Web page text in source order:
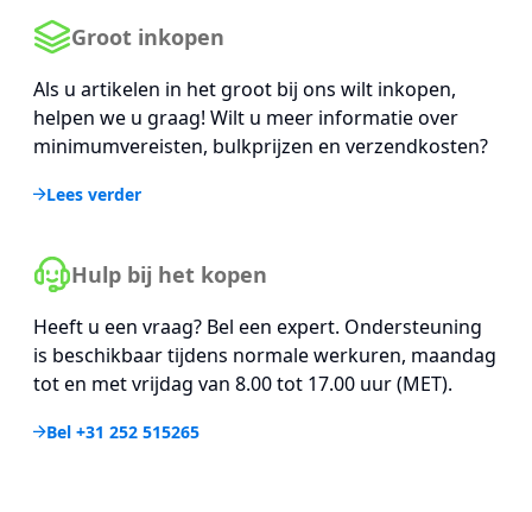
Groot inkopen
Als u artikelen in het groot bij ons wilt inkopen,
helpen we u graag! Wilt u meer informatie over
minimumvereisten, bulkprijzen en verzendkosten?
Lees verder
Hulp bij het kopen
Heeft u een vraag? Bel een expert. Ondersteuning
is beschikbaar tijdens normale werkuren, maandag
tot en met vrijdag van 8.00 tot 17.00 uur (MET).
Bel +31 252 515265